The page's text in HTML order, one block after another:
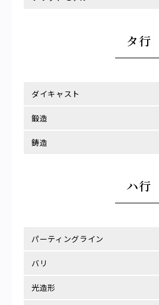
タ行
ダイキャスト
鍛造
鋳造
ハ行
パーティングライン
バリ
光造形